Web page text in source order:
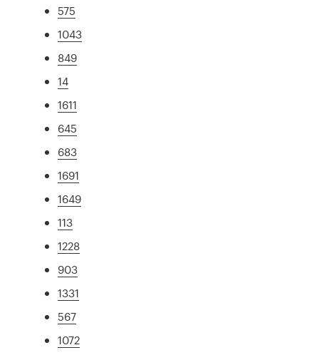
575
1043
849
14
1611
645
683
1691
1649
113
1228
903
1331
567
1072